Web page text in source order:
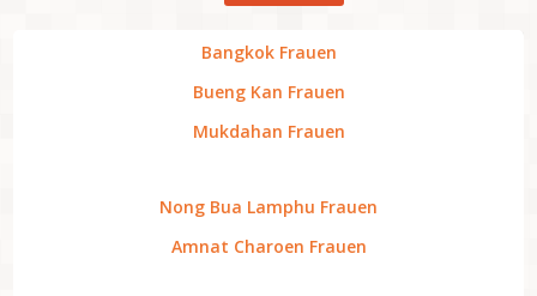
Bangkok Frauen
Bueng Kan Frauen
Mukdahan Frauen
Nong Bua Lamphu Frauen
Amnat Charoen Frauen